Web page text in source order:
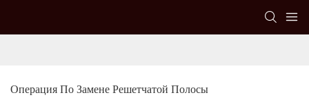
Операция По Замене Решетчатой ​​полосы